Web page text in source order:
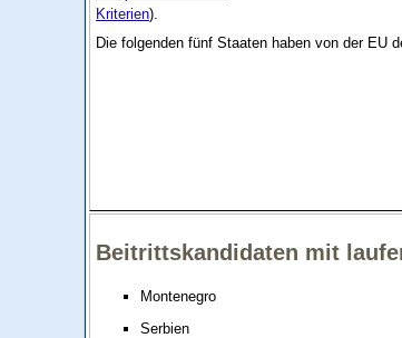
Kriterien).
Die folgenden fünf Staaten haben von der EU
Beitrittskandidaten mit
Montenegro
Serbien